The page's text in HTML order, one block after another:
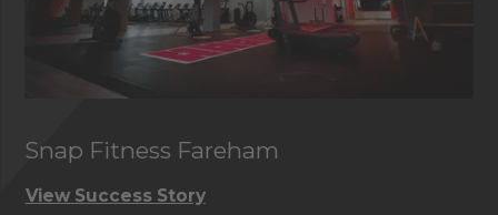
Club de golf de Foxhills
View Success Story